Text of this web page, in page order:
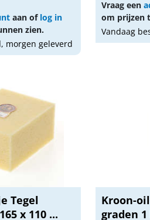
aan of log in
zien.
morgen geleverd
Vraag een
om prijzen
Vandaag
Tegel
x 110 ...
Kroon-
graden